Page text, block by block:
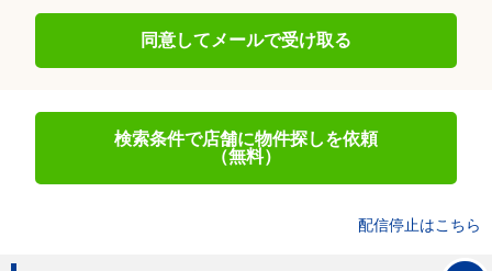
同意してメールで受け取る
検索条件で店舗に物件探しを依頼
（無料）
配信停止はこちら